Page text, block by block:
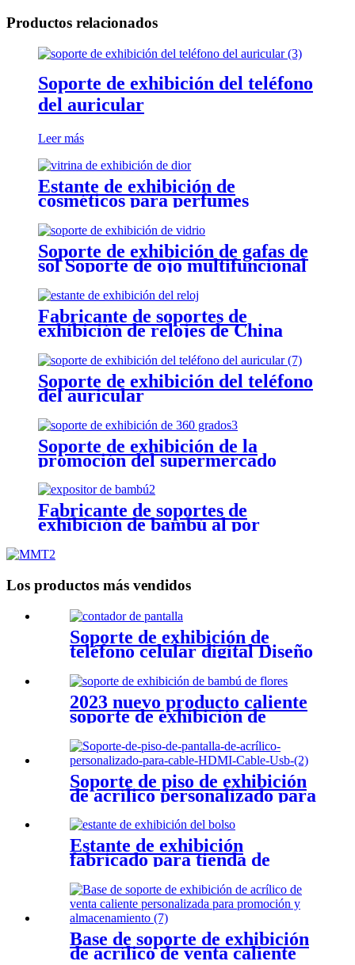
Productos relacionados
Soporte de exhibición del teléfono
del auricular
Leer más
Estante de exhibición de
cosméticos para perfumes
Soporte de exhibición de gafas de
sol Soporte de ojo multifuncional
Fabricante de soportes de
exhibición de relojes de China
Fábrica de soportes de exhibición
OEM y ODM
Soporte de exhibición del teléfono
del auricular
Soporte de exhibición de la
promoción del supermercado
Fabricante de soportes de
exhibición de bambú al por
exhibición de bambú
Los productos más vendidos
Soporte de exhibición de
teléfono celular digital Diseño
de soporte de exhibición
2023 nuevo producto caliente
soporte de exhibición de
bambú y soporte de
exhibición de plantas
Soporte de piso de exhibición
de acrílico personalizado para
cable USB de cable HDMI
Estante de exhibición
fabricado para tienda de
de bolsos al por menor
Base de soporte de exhibición
de acrílico de venta caliente